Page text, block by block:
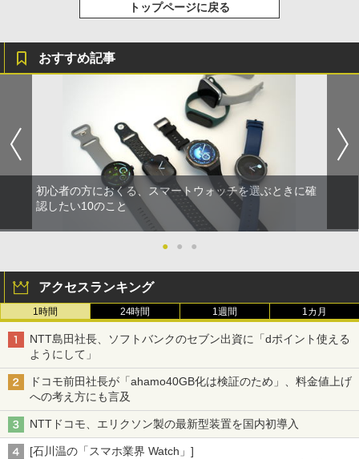
トップページに戻る
おすすめ記事
初心者の方におくる、スマートウォッチを選ぶときに確
認したい10のこと
● ● ●
アクセスランキング
1時間 24時間 1週間 1カ月
NTT島田社長、ソフトバンクのセブン出資に「dポイント使える
ようにして」
ドコモ前田社長が「ahamo40GB化は検証のため」、料金値上げ
への考え方にも言及
NTTドコモ、エリクソン製の最新型装置を国内初導入
[石川温の「スマホ業界 Watch」]